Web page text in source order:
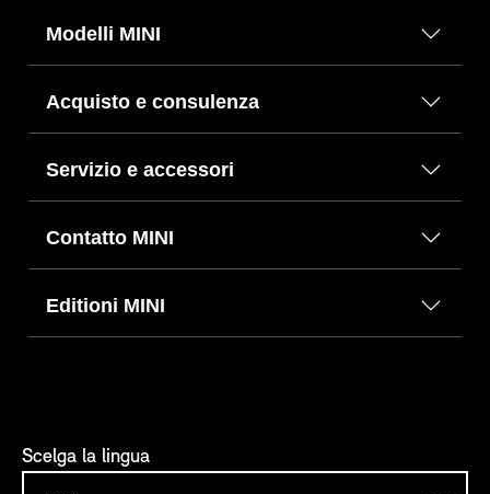
Modelli MINI
Acquisto e consulenza
Servizio e accessori
Contatto MINI
Editioni MINI
Scelga la lingua